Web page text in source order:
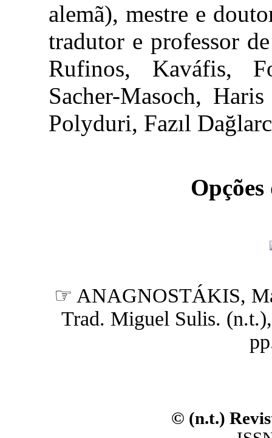
alemã), mestre e
tradutor e professor
Rufinos, Kaváfis,
Sacher-Masoch,
Polyduri, Fazıl
☞ ANAGNOSTÁKIS,
Trad. Miguel Sulis.
© (n.t.)